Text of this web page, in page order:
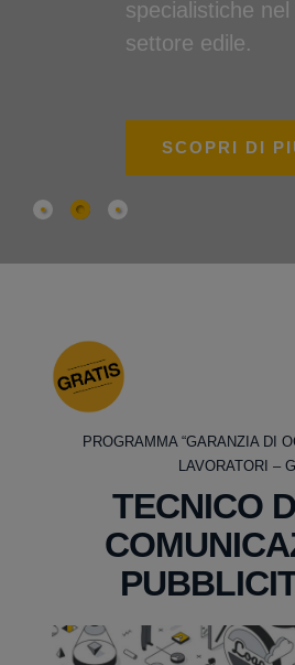
specialistiche nel
settore edile.
SCOPRI DI
PROGRAMMA “GARANZIA DI
LAVORATORI –
TECNICO